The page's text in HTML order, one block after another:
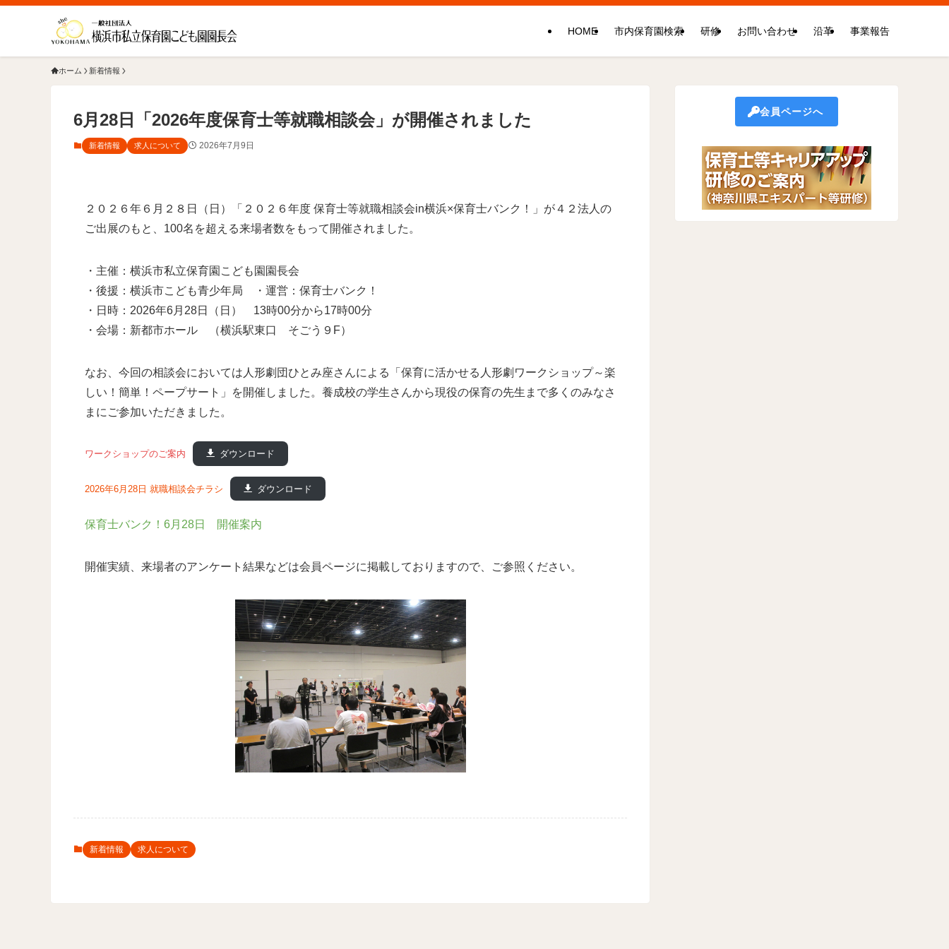
HOME 市内保育園検索 研修 お問い合わせ 沿革 事業報告
ホーム 新着情報
6月28日「2026年度保育士等就職相談会」が開催されました
新着情報 求人について 2026年7月9日
２０２６年６月２８日（日）「２０２６年度 保育士等就職相談会in横浜×保育士バンク！」が４２法人の
ご出展のもと、100名を超える来場者数をもって開催されました。
・主催：横浜市私立保育園こども園園長会
・後援：横浜市こども青少年局 ・運営：保育士バンク！
・日時：2026年6月28日（日） 13時00分から17時00分
・会場：新都市ホール （横浜駅東口 そごう９F）
なお、今回の相談会においては人形劇団ひとみ座さんによる「保育に活かせる人形劇ワークショップ～楽
しい！簡単！ペープサート」を開催しました。養成校の学生さんから現役の保育の先生まで多くのみなさ
まにご参加いただきました。
ワークショップのご案内 ダウンロード
2026年6月28日 就職相談会チラシ ダウンロード
保育士バンク！6月28日 開催案内
開催実績、来場者のアンケート結果などは会員ページに掲載しておりますので、ご参照ください。
新着情報 求人について
会員ページへ